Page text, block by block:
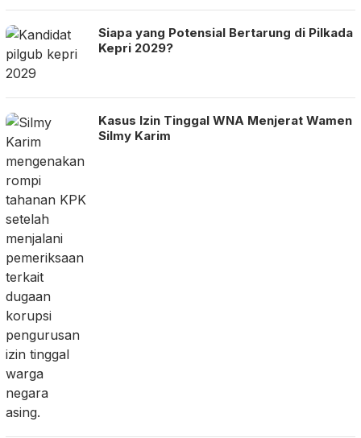
Siapa yang Potensial Bertarung di Pilkada
Kepri 2029?
Kasus Izin Tinggal WNA Menjerat Wamen
Silmy Karim